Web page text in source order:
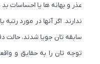
عذر و بهانه ها یا احساسات بد در
ندارند. اگر آنها در مورد رتبه یا
سابقه تان جویا شدند، حالت
توجه تان را به حقایق و